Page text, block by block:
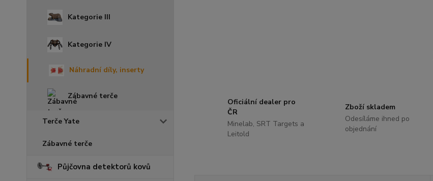
Kategorie III
Kategorie IV
Náhradní díly, inserty
Zábavné terče
Terče Yate
Zábavné terče
Půjčovna detektorů kovů
Oficiální dealer pro
ČR
Minelab, SRT Targets a
Leitold
Zboží skladem
Odesíláme ihned po
objednání